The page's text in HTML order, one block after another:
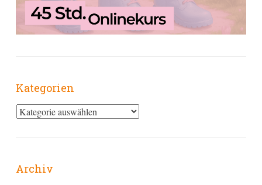
Kategorien
Kategorien
Archiv